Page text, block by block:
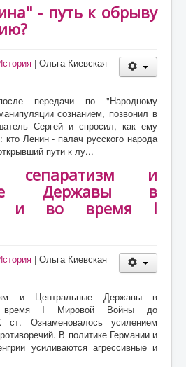
- путь к обрыву
|Ольга Киевская
передачи по "Народному
сознанием, позвонил в
Сергей и спросил, как ему
кто Ленин - палач русского народа
пути к лу...
сепаратизм и
Державы в
и во время I
|Ольга Киевская
и Центральные Державы в
время I Мировой Войны до
ст. Ознаменовалось усилением
В политике Германии и
усиливаются агрессивные и